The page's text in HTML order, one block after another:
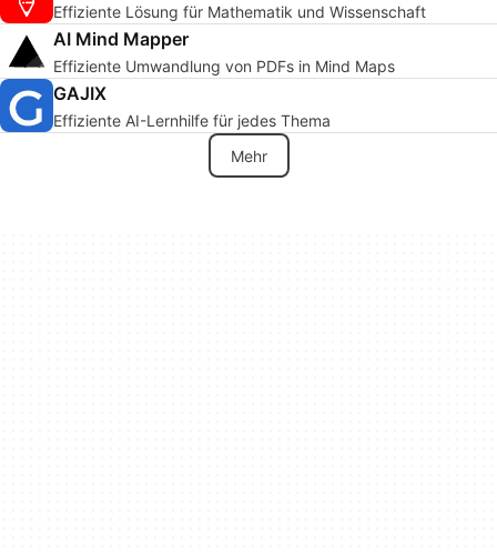
Effiziente Lösung für Mathematik und Wissenschaft
AI Mind Mapper
Effiziente Umwandlung von PDFs in Mind Maps
GAJIX
Effiziente AI-Lernhilfe für jedes Thema
Mehr